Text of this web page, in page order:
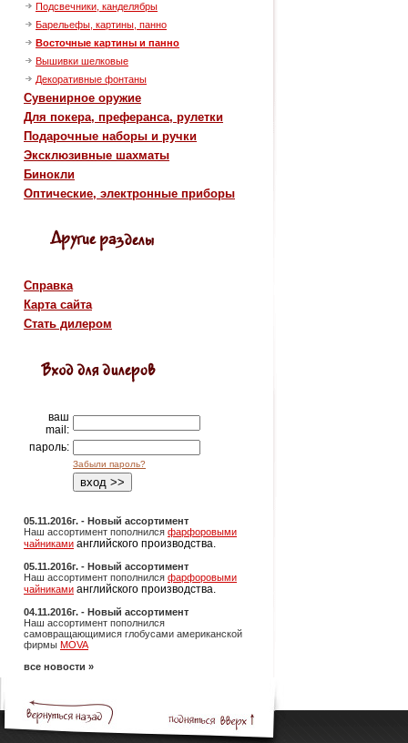
Подсвечники, канделябры
Барельефы, картины, панно
Восточные картины и панно
Вышивки шелковые
Декоративные фонтаны
Сувенирное оружие
Для покера, преферанса, рулетки
Подарочные наборы и ручки
Эксклюзивные шахматы
Бинокли
Оптические, электронные приборы
Справка
Карта сайта
Стать дилером
ваш
mail:
пароль:
Забыли пароль?
05.11.2016г. - Новый ассортимент
Наш ассортимент пополнился фарфоровыми
чайниками английского производства.
05.11.2016г. - Новый ассортимент
Наш ассортимент пополнился фарфоровыми
чайниками английского производства.
04.11.2016г. - Новый ассортимент
Наш ассортимент пополнился
самовращающимися глобусами американской
фирмы MOVA
все новости »